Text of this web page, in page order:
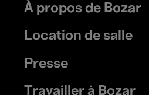
Footer
menu
À propos de Bozar
Location de salle
Presse
Travailler à Bozar